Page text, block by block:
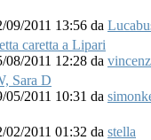
09/2011 13:56 da
caretta a Lipari
08/2011 12:28 da
Sara D
05/2011 10:31 da
02/2011 01:32 da stella